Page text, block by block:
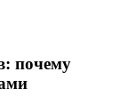
почему